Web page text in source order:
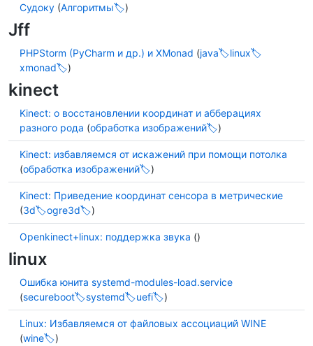
Судоку (Алгоритмы )
Jff
PHPStorm (PyCharm и др.) и XMonad (java
linux
xmonad
)
kinect
Kinect: о восстановлении координат и абберациях
разного рода (обработка изображений )
Kinect: избавляемся от искажений при помощи потолка
(обработка изображений )
Kinect: Приведение координат сенсора в метрические
(3d ogre3d )
Openkinect+linux: поддержка звука ()
linux
Ошибка юнита systemd-modules-load.service
(secureboot systemd uefi )
Linux: Избавляемся от файловых ассоциаций WINE
(wine )